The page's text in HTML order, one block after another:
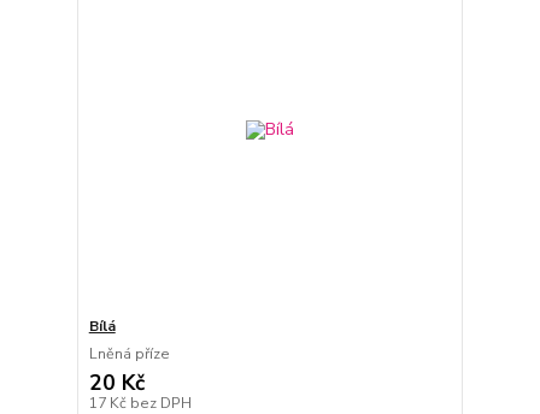
Bílá
Lněná příze
20 Kč
17 Kč bez DPH